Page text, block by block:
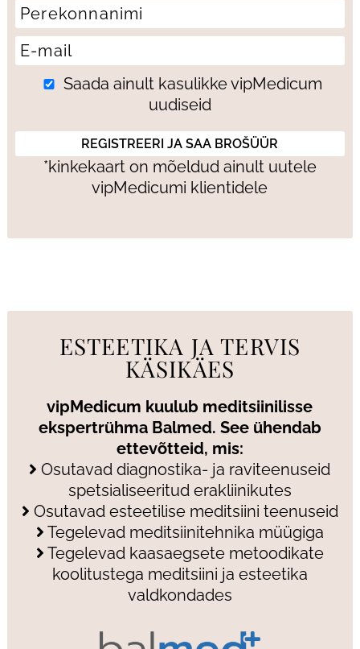
Saada ainult kasulikke vipMedicum
uudiseid
*kinkekaart on mõeldud ainult uutele
vipMedicumi klientidele
ESTEETIKA JA TERVIS
KÄSIKÄES
vipMedicum kuulub meditsiinilisse
ekspertrühma Balmed. See ühendab
ettevõtteid, mis:
Osutavad diagnostika- ja raviteenuseid
spetsialiseeritud erakliinikutes
Osutavad esteetilise meditsiini teenuseid
Tegelevad meditsiinitehnika müügiga
Tegelevad kaasaegsete metoodikate
koolitustega meditsiini ja esteetika
valdkondades